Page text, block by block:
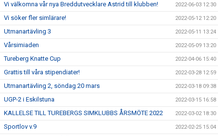
Vi välkomna vår nya Breddutvecklare Astrid till klubben! 2022-06-03 12:30
Vi söker fler simlärare! 2022-05-12 12:20
Utmanartävling 3 2022-05-11 13:24
Vårsimiaden 2022-05-09 13:20
Tureberg Knatte Cup 2022-04-06 15:40
Grattis till våra stipendiater! 2022-03-28 12:59
Utmanartävling 2, söndag 20 mars 2022-03-18 09:38
UGP-2 i Eskilstuna 2022-03-15 16:58
KALLELSE TILL TUREBERGS SIMKLUBBS ÅRSMÖTE 2022 2022-03-02 18:30
Sportlov v.9 2022-02-25 15:04